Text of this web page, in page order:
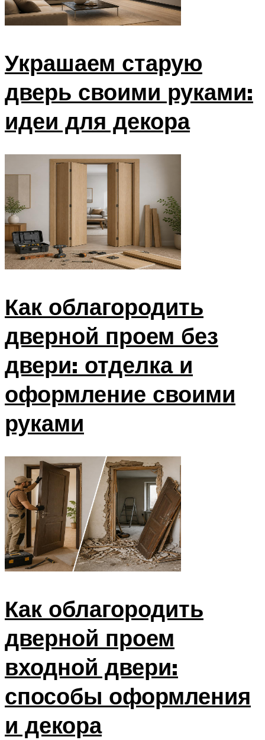
Украшаем старую
дверь своими руками:
идеи для декора
Как облагородить
дверной проем без
двери: отделка и
оформление своими
руками
Как облагородить
дверной проем
входной двери:
способы оформления
и декора